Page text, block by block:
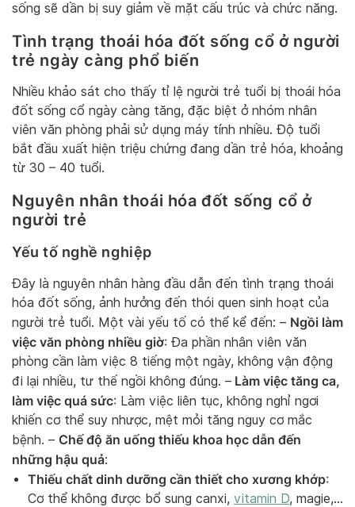
sống sẽ dần bị suy giảm về mặt cấu trúc và chức năng.
Tình trạng thoái hóa đốt sống cổ ở người
trẻ ngày càng phổ biến
Nhiều khảo sát cho thấy tỉ lệ người trẻ tuổi bị thoái hóa
đốt sống cổ ngày càng tăng, đặc biệt ở nhóm nhân
viên văn phòng phải sử dụng máy tính nhiều. Độ tuổi
bắt đầu xuất hiện triệu chứng đang dần trẻ hóa, khoảng
từ 30 – 40 tuổi.
Nguyên nhân thoái hóa đốt sống cổ ở
người trẻ
Yếu tố nghề nghiệp
Đây là nguyên nhân hàng đầu dẫn đến tình trạng thoái
hóa đốt sống, ảnh hưởng đến thói quen sinh hoạt của
người trẻ tuổi. Một vài yếu tố có thể kể đến: – Ngồi làm
việc văn phòng nhiều giờ: Đa phần nhân viên văn
phòng cần làm việc 8 tiếng một ngày, không vận động
đi lại nhiều, tư thế ngồi không đúng. – Làm việc tăng ca,
làm việc quá sức: Làm việc liên tục, không nghỉ ngơi
khiến cơ thể suy nhược, mệt mỏi tăng nguy cơ mắc
bệnh. – Chế độ ăn uống thiếu khoa học dẫn đến
những hậu quả:
Thiếu chất dinh dưỡng cần thiết cho xương khớp:
Cơ thể không được bổ sung canxi, vitamin D, magie,…